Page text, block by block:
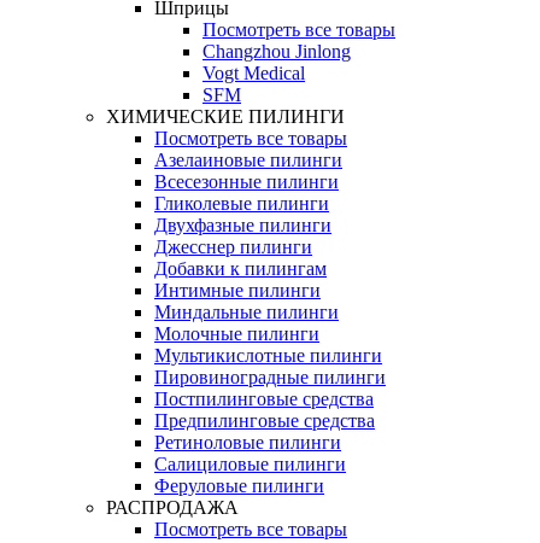
Шприцы
Посмотреть все товары
Changzhou Jinlong
Vogt Medical
SFM
ХИМИЧЕСКИЕ ПИЛИНГИ
Посмотреть все товары
Азелаиновые пилинги
Всесезонные пилинги
Гликолевые пилинги
Двухфазные пилинги
Джесснер пилинги
Добавки к пилингам
Интимные пилинги
Миндальные пилинги
Молочные пилинги
Мультикислотные пилинги
Пировиноградные пилинги
Постпилинговые средства
Предпилинговые средства
Ретиноловые пилинги
Салициловые пилинги
Феруловые пилинги
РАСПРОДАЖА
Посмотреть все товары